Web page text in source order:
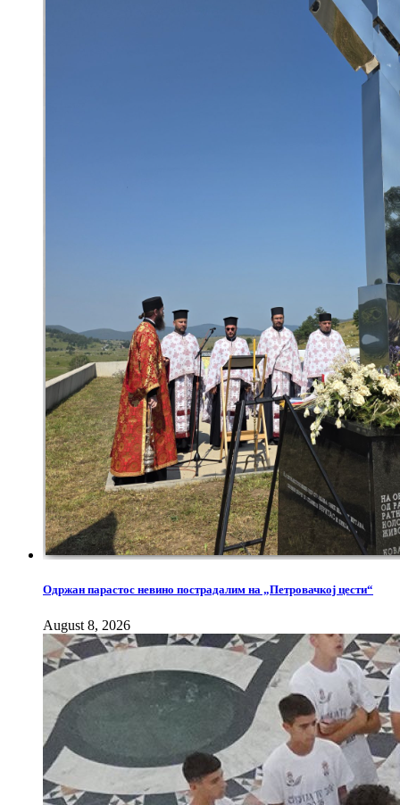
Одржан парастос невино пострадалим на „Петровачкој цести“
August 8, 2026